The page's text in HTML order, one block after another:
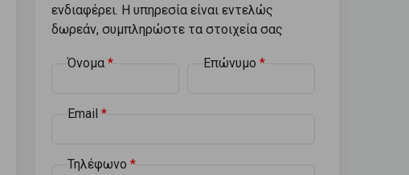
ενδιαφέρει. Η υπηρεσία είναι εντελώς
δωρεάν, συμπληρώστε τα στοιχεία σας
Όνομα Επώνυμο
Email
Τηλέφωνο